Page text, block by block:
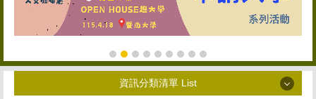
資訊分類清單 List